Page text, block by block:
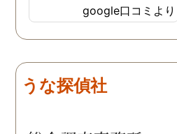
見を言っていただき、また
費用面も正直に答えていた
だき、私の望む結果を得る
言えないですが、それでも
少しでも低く抑えるアドバ
google口コミより
うな探偵社